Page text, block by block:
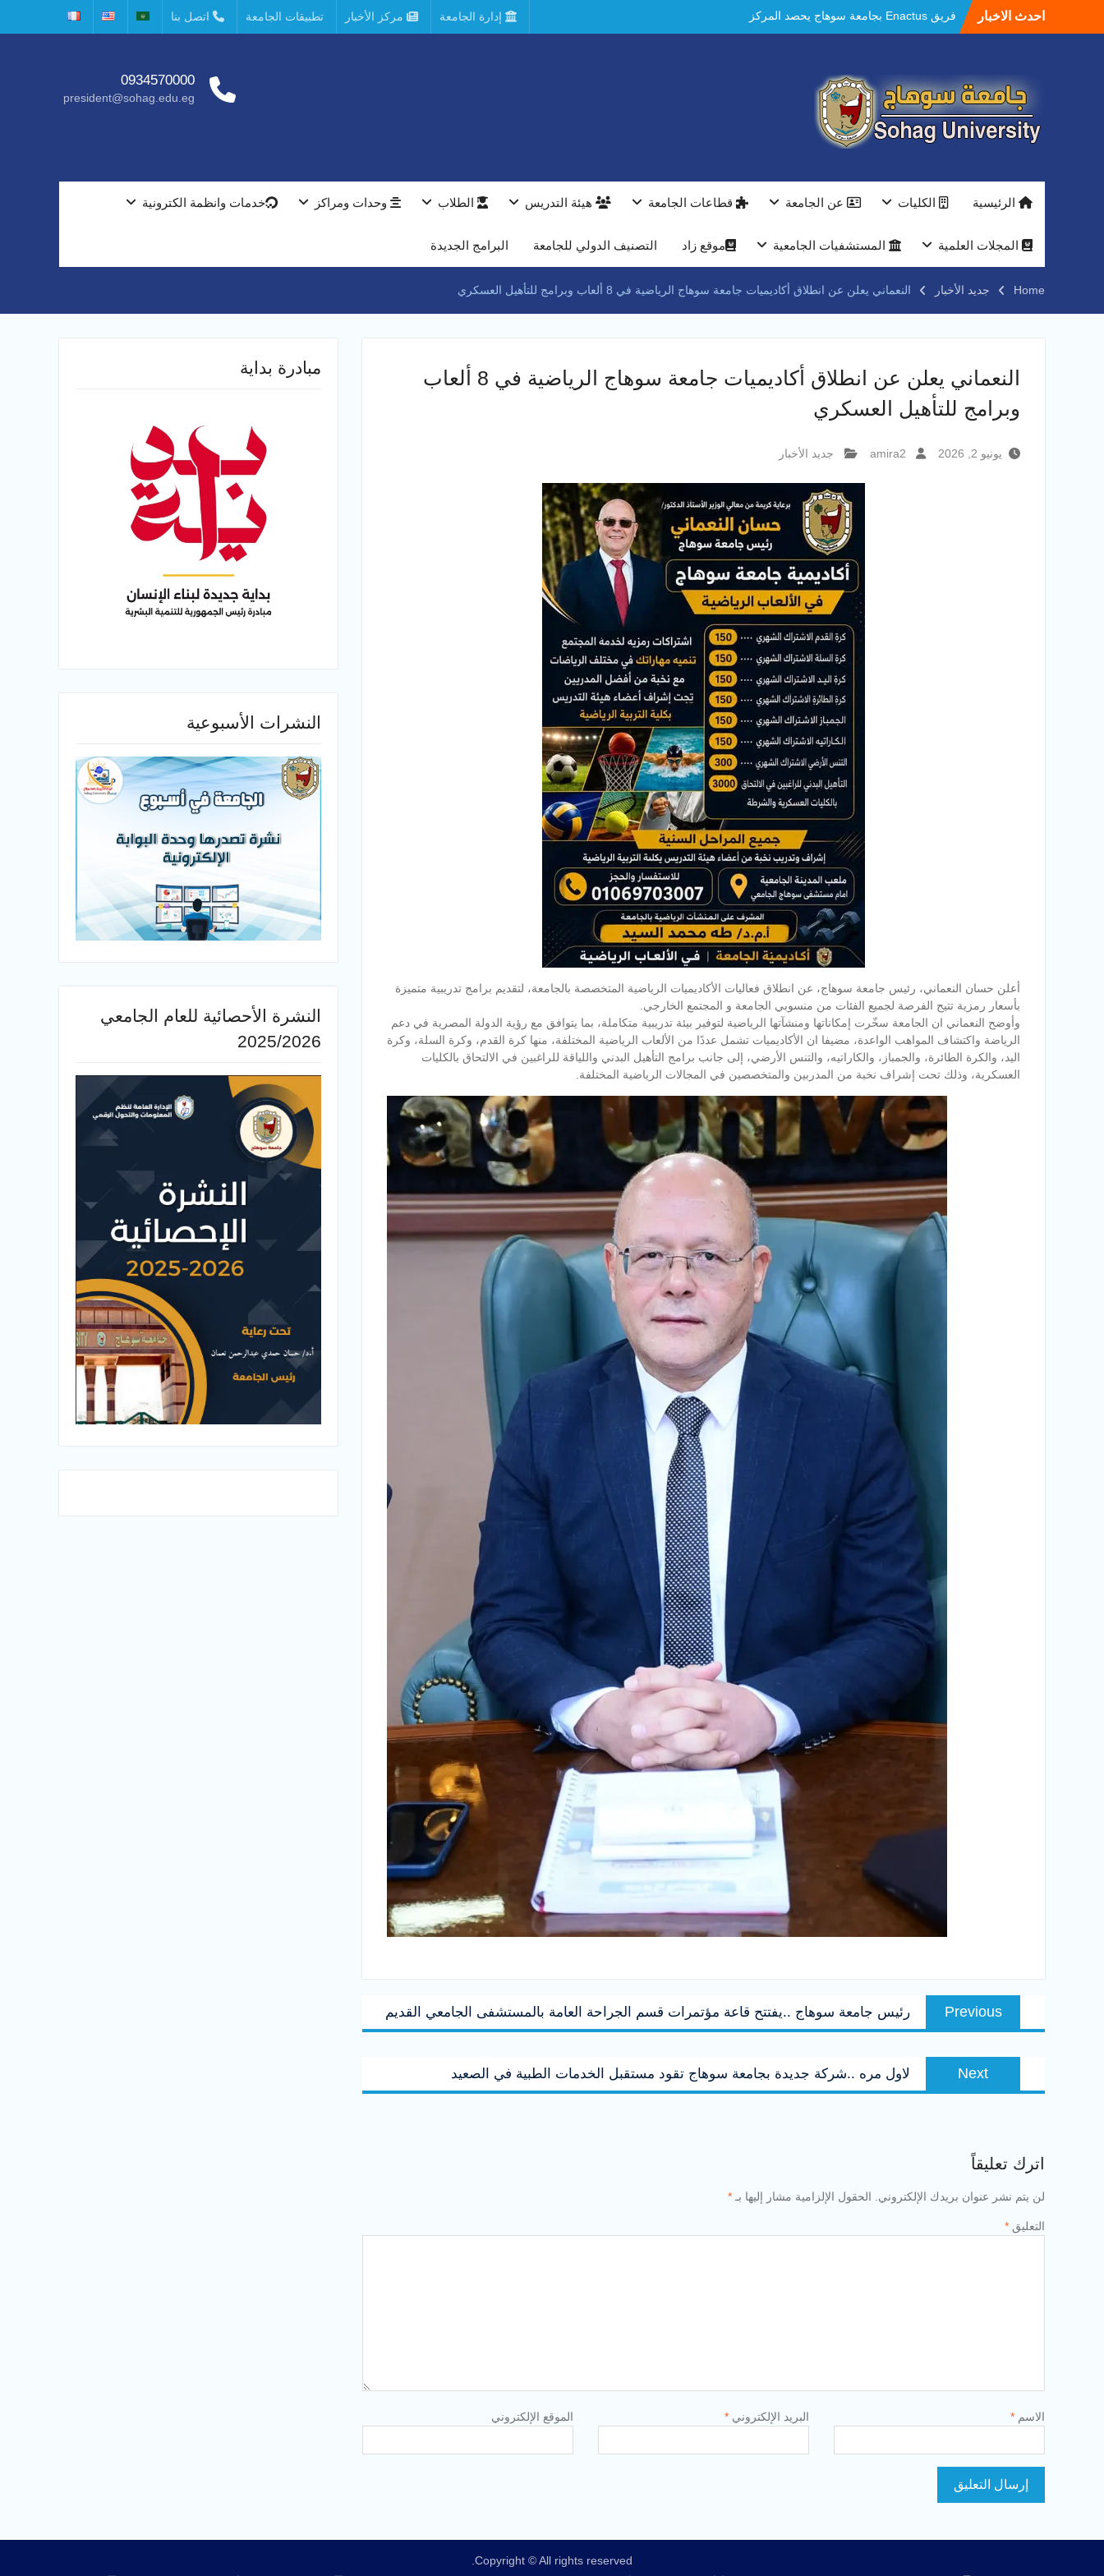
احدث الاخبار
فريق Enactus بجامعة سوهاج يحصد المركز
الاول في الابتكار وتمكين المراة والمركز الثاني
مستشفيات سوهاج الجامعية تحقق إنجازًا طبيًا
جديدًا و تنجح في علاج 3 حالات أكالازيا بتقنية
POEM دون جراحة .
النعماني يلتقي بمدير امن سوهاج الجديد لتقديم
بمعرض الاكاديمية العسكريه علي هامش
النعماني والمدير التنفيذي لشركة وادي النيل
جامعة سوهاج تفتح أبوابها لطلاب الثانوية العامة
إدارة الجامعة مركز الأخبار تطبيقات الجامعة اتصل بنا
0934570000
president@sohag.edu.eg
الرئيسية الكليات عن الجامعة قطاعات الجامعة هيئة التدريس الطلاب وحدات ومراكز خدمات وانظمة الكترونية
المجلات العلمية المستشفيات الجامعية موقع زاد التصنيف الدولي للجامعة البرامج الجديدة
Home جديد الأخبار النعماني يعلن عن انطلاق أكاديميات جامعة سوهاج الرياضية في 8 ألعاب وبرامج للتأهيل العسكري
النعماني يعلن عن انطلاق أكاديميات جامعة سوهاج الرياضية في 8 ألعاب
وبرامج للتأهيل العسكري
يونيو 2, 2026 amira2 جديد الأخبار
أعلن حسان النعماني، رئيس جامعة سوهاج، عن انطلاق فعاليات الأكاديميات الرياضية المتخصصة بالجامعة، لتقديم برامج تدريبية متميزة
بأسعار رمزية تتيح الفرصة لجميع الفئات من منسوبي الجامعة و المجتمع الخارجي.
وأوضح النعماني ان الجامعة سخّرت إمكاناتها ومنشآتها الرياضية لتوفير بيئة تدريبية متكاملة، بما يتوافق مع رؤية الدولة المصرية في دعم
الرياضة واكتشاف المواهب الواعدة، مضيفا ان الأكاديميات تشمل عددًا من الألعاب الرياضية المختلفة، منها كرة القدم، وكرة السلة، وكرة
اليد، والكرة الطائرة، والجمباز، والكاراتيه، والتنس الأرضي، إلى جانب برامج التأهيل البدني واللياقة للراغبين في الالتحاق بالكليات
العسكرية، وذلك تحت إشراف نخبة من المدربين والمتخصصين في المجالات الرياضية المختلفة.
تصفّح
المقالاتPrevious
post:
رئيس جامعة سوهاج ..يفتتح قاعة مؤتمرات قسم الجراحة العامة بالمستشفى الجامعي القديم
Next
Next
post:
لاول مره ..شركة جديدة بجامعة سوهاج تقود مستقبل الخدمات الطبية في الصعيد
اترك تعليقاً
لن يتم نشر عنوان بريدك الإلكتروني. الحقول الإلزامية مشار إليها بـ *
التعليق *
الاسم * البريد الإلكتروني * الموقع الإلكتروني
مبادرة بداية
النشرات الأسبوعية
النشرة الأحصائية للعام الجامعي
2025/2026
Copyright © All rights reserved.